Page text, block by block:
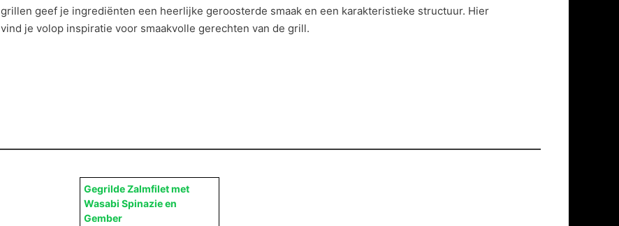
grillen geef je ingrediënten een heerlijke geroosterde smaak en een karakteristieke structuur. Hier
vind je volop inspiratie voor smaakvolle gerechten van de grill.
Gegrilde Zalmfilet met
Wasabi Spinazie en
Gember